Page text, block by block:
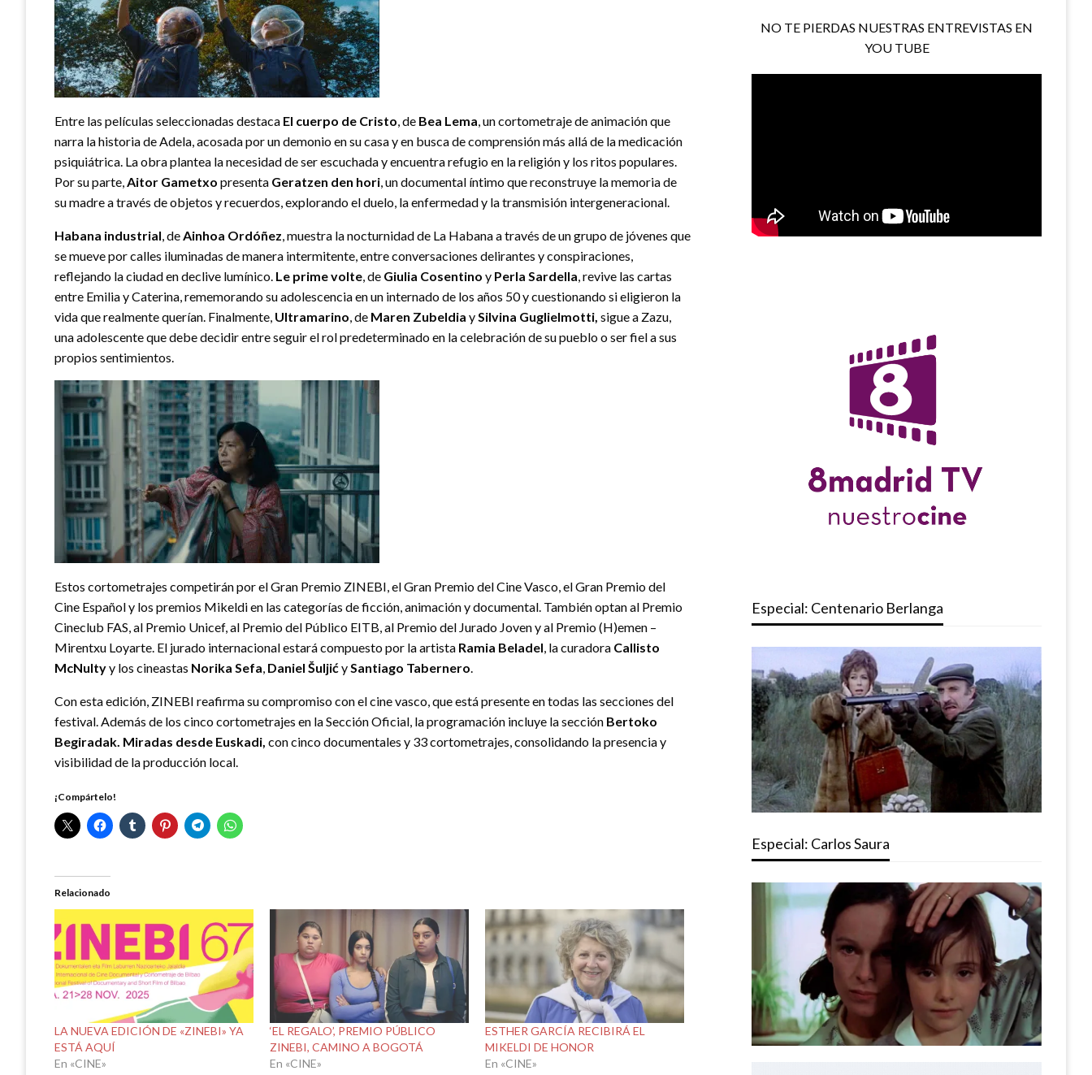
Entre las películas seleccionadas destaca El cuerpo de Cristo, de Bea Lema, un cortometraje de animación que
narra la historia de Adela, acosada por un demonio en su casa y en busca de comprensión más allá de la medicación
psiquiátrica. La obra plantea la necesidad de ser escuchada y encuentra refugio en la religión y los ritos populares.
Por su parte,Aitor Gametxo presenta Geratzen den hori, un documental íntimo que reconstruye la memoria de
su madre a través de objetos y recuerdos, explorando el duelo, la enfermedad y la transmisión intergeneracional.
Habana industrial, deAinhoa Ordóñez, muestra la nocturnidad de La Habana a través de un grupo de jóvenes que
se mueve por calles iluminadas de manera intermitente, entre conversaciones delirantes y conspiraciones,
reflejando la ciudad en declive lumínico. Le prime volte, de Giulia Cosentino y Perla Sardella, revive las cartas
entre Emilia y Caterina, rememorando su adolescencia en un internado de los años 50 y cuestionando si eligieron la
vida que realmente querían. Finalmente, Ultramarino, de Maren Zubeldia ySilvina Guglielmotti, sigue a Zazu,
una adolescente que debe decidir entre seguir el rol predeterminado en la celebración de su pueblo o ser fiel a sus
propios sentimientos.
Estos cortometrajes competirán por el Gran Premio ZINEBI, el Gran Premio del Cine Vasco, el Gran Premio del
Cine Español y los premios Mikeldi en las categorías de ficción, animación y documental. También optan al Premio
Cineclub FAS, al Premio Unicef, al Premio del Público EITB, al Premio del Jurado Joven y al Premio (H)emen –
Mirentxu Loyarte. El jurado internacional estará compuesto por la artista Ramia Beladel, la curadora Callisto
McNultyy los cineastas Norika Sefa, Daniel ŠuljićySantiago Tabernero.
Con esta edición, ZINEBI reafirma su compromiso con el cine vasco, que está presente en todas las secciones del
festival. Además de los cinco cortometrajes en la Sección Oficial, la programación incluye la sección Bertoko
Begiradak. Miradas desde Euskadi, con cinco documentales y 33 cortometrajes, consolidando la presencia y
visibilidad de la producción local.
¡Compártelo!
Relacionado
LA NUEVA EDICIÓN DE «ZINEBI» YA
ESTÁ AQUÍ
En «CINE»
‘EL REGALO’, PREMIO PÚBLICO
ZINEBI, CAMINO A BOGOTÁ
En «CINE»
ESTHER GARCÍA RECIBIRÁ EL
MIKELDI DE HONOR
En «CINE»
NO TE PIERDAS NUESTRAS ENTREVISTAS EN
YOU TUBE
Especial: Centenario Berlanga
Especial: Carlos Saura